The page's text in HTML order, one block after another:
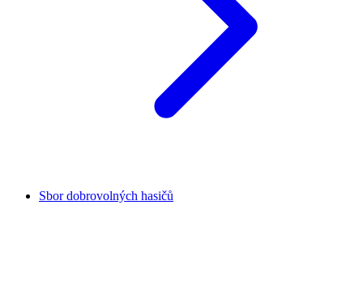
Sbor dobrovolných hasičů